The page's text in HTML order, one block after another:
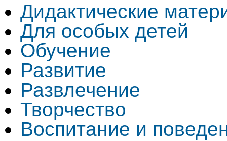
Дидактические
Для особых детей
Обучение
Развитие
Развлечение
Творчество
Воспитание и